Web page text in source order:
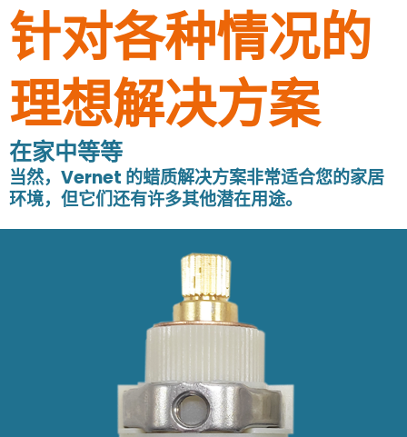
针对各种情况的
理想解决方案
在家中等等
当然，Vernet 的蜡质解决方案非常适合您的家居
环境，但它们还有许多其他潜在用途。